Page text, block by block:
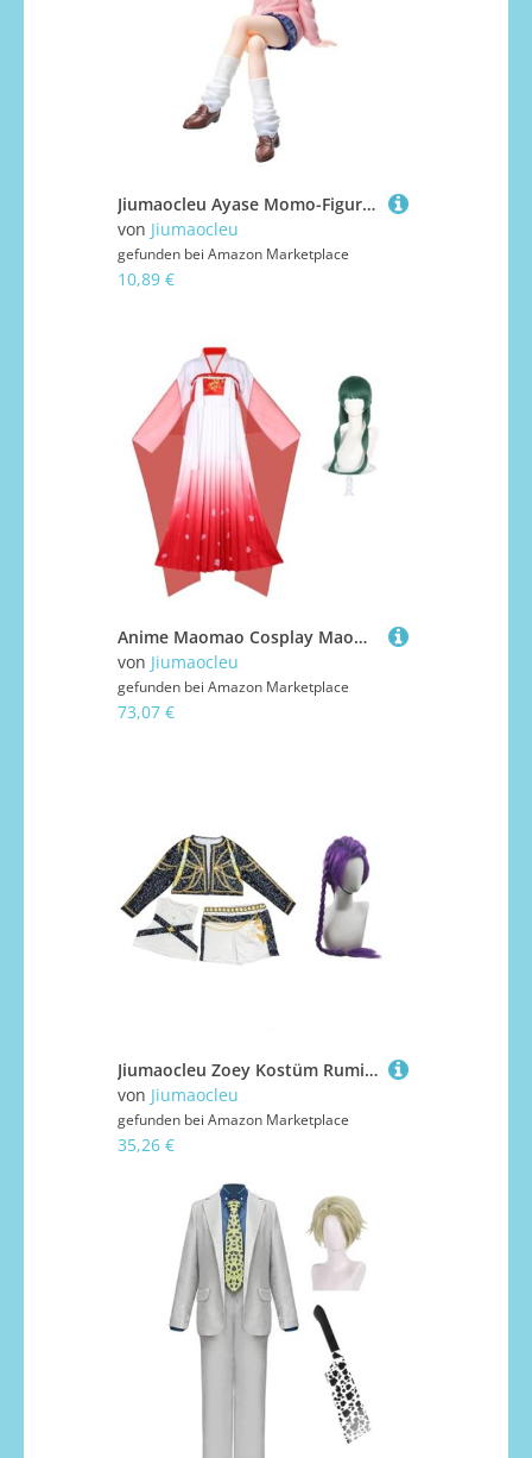
Jiumaocleu Ayase Momo-Figur, Anime-Ayase-Momo-Figur, Statue, 15 cm, Uniform-Statue, Modell, Desktop-Dekoration, Geschenke für Fans
von Jiumaocleu
gefunden bei Amazon Marketplace
10,89 €
Anime Maomao Cosplay Maomao Kostüm Rosa Gelb Hanfu Kleid Outfit Komplettes Set für Frauen Anime Kimono Uniform Anzug für Halloween
von Jiumaocleu
gefunden bei Amazon Marketplace
73,07 €
Jiumaocleu Zoey Kostüm Rumi Mira Cosplay | Zoey Cosplay Mira Kostüm für Kinder Verkleidung Komplettes Set Rollenspiel Outfits Halloween Dress Up für Mädchen
von Jiumaocleu
gefunden bei Amazon Marketplace
35,26 €